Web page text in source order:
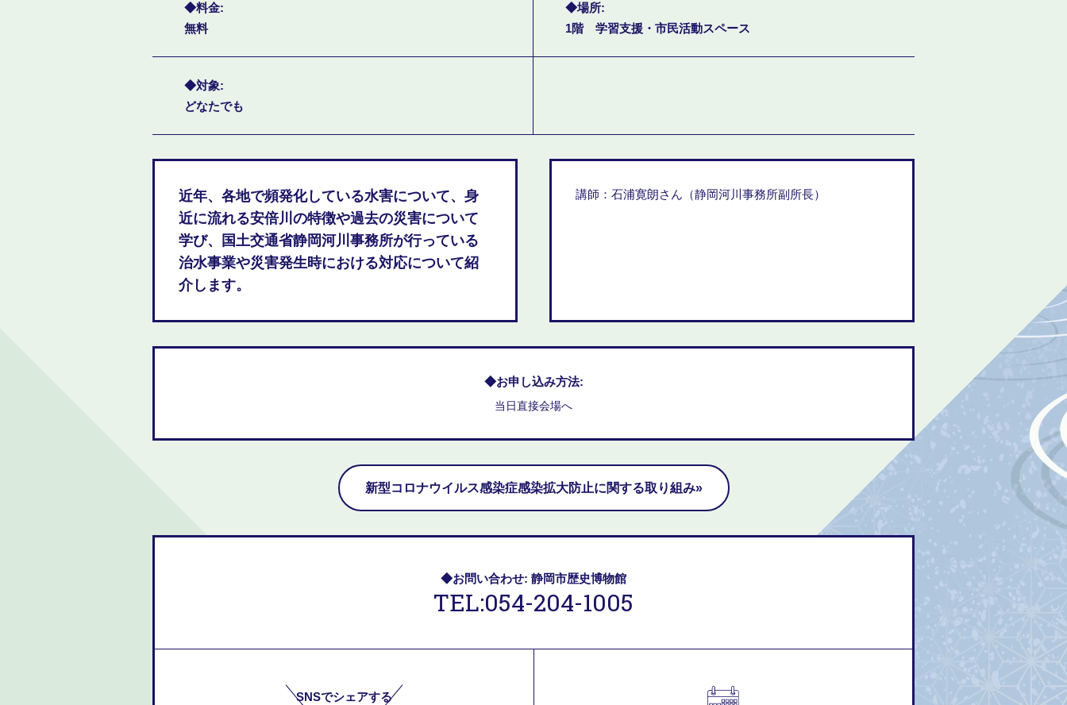
料金
無料
場所
1階 学習支援・市民活動スペース
対象
どなたでも
近年、各地で頻発化している水害について、身
近に流れる安倍川の特徴や過去の災害について
学び、国土交通省静岡河川事務所が行っている
治水事業や災害発生時における対応について紹
介します。
講師：石浦寛朗さん（静岡河川事務所副所長）
お申し込み方法
当日直接会場へ
新型コロナウイルス感染症感染拡大防止に関する取り組み
◆お問い合わせ: 静岡市歴史博物館
TEL:054-204-1005
SNSでシェアする